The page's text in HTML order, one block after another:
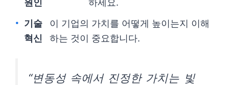
원인
하세요.
기술
혁신
이 기업의 가치를 어떻게 높이는지 이해
하는 것이 중요합니다.
“변동성 속에서 진정한 가치는 빛